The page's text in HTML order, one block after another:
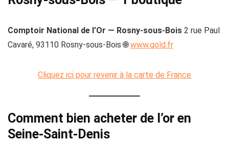
Comptoir National de l’Or — Rosny-sous-Bois 2 rue Paul
Cavaré, 93110 Rosny-sous-Bois 🌐www.gold.fr
Cliquez ici pour revenir à la carte de France
Comment bien acheter de l’or en
Seine-Saint-Denis